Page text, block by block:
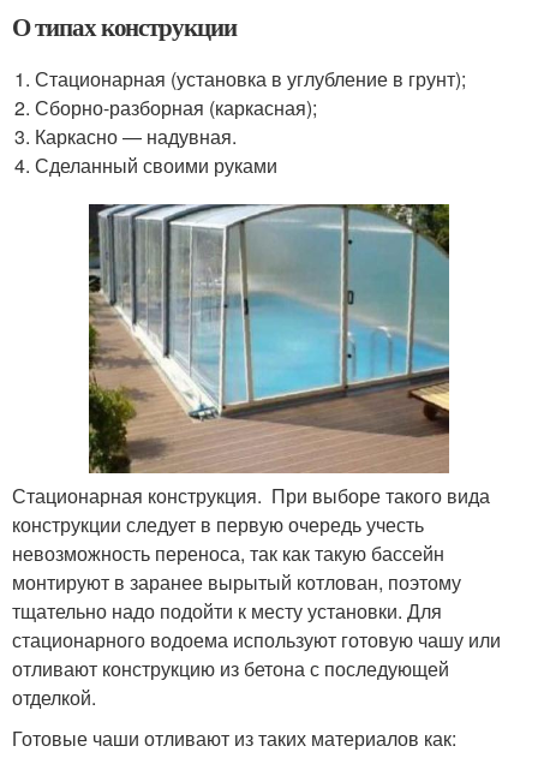
О типах конструкции
Стационарная (установка в углубление в грунт);
Сборно-разборная (каркасная);
Каркасно — надувная.
Сделанный своими руками
Стационарная конструкция. При выборе такого вида
конструкции следует в первую очередь учесть
невозможность переноса, так как такую бассейн
монтируют в заранее вырытый котлован, поэтому
тщательно надо подойти к месту установки. Для
стационарного водоема используют готовую чашу или
отливают конструкцию из бетона с последующей
отделкой.
Готовые чаши отливают из таких материалов как: